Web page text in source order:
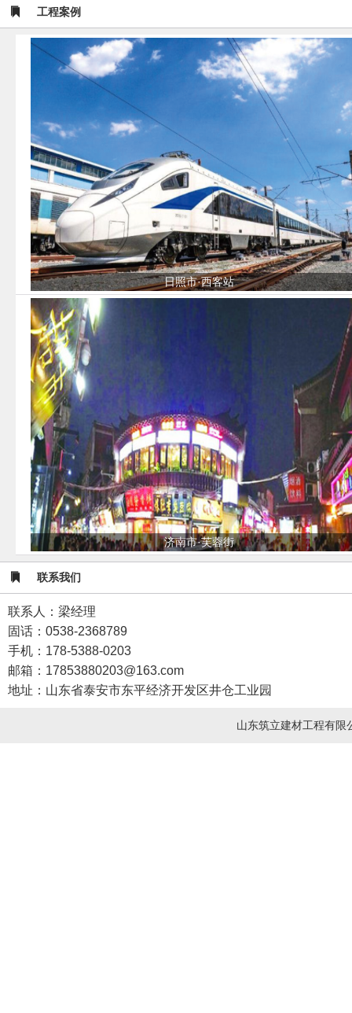
工程案例
日照市·西客站
济南市·芙蓉街
联系我们
联系人：梁经理
固话：0538-2368789
手机：178-5388-0203
邮箱：17853880203@163.com
地址：山东省泰安市东平经济开发区井仓工业园
山东筑立建材工程有